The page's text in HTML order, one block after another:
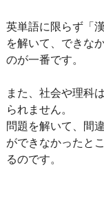
英単語に限らず「
を解いて、できな
のが一番です。
また、社会や理科
られません。
問題を解いて、間
ができなかったと
るのです。